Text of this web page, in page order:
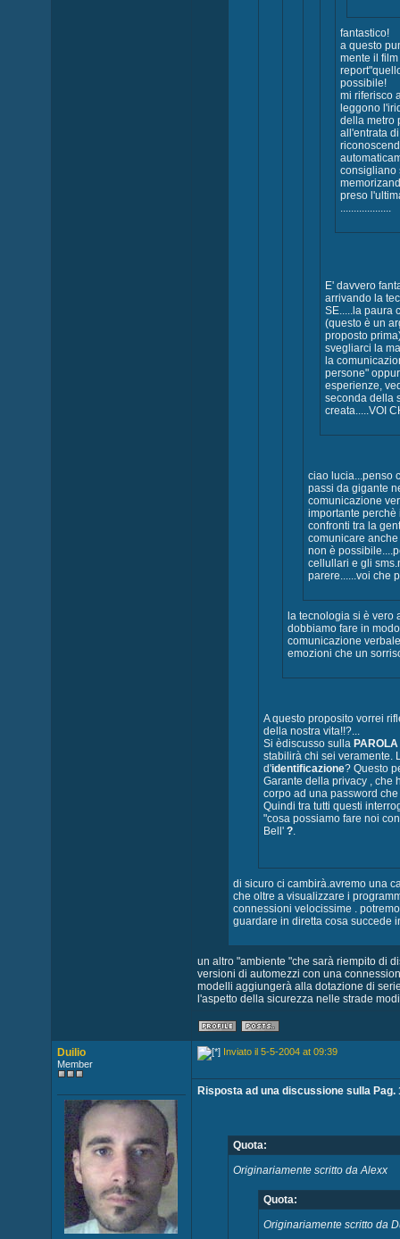
fantastico!
a questo
mente il
possibile!
mi riferisco
leggono
della metro
all'entrata
consigliano
preso
...................
E' davvero
arrivando la
SE.....la paura
(questo è un
proposto
svegliarci la
la
persone"
esperienze,
seconda della
creata.....VOI
ciao lucia...penso
passi da gigante
comunicazione
importante
confronti tra la
comunicare
non è
cellullari e gli
parere......voi che
la tecnologia si è vero
dobbiamo fare in
comunicazione
emozioni che un
A questo proposito vorrei
della nostra vita!!?...
Si èdiscusso sulla PAROLA
stabilirà chi sei veramente.
d'identificazione? Questo
Garante della privacy , che
corpo ad una password
Quindi tra tutti questi
"cosa possiamo fare noi
Bell' ?.
di sicuro ci cambirà.avremo una
che oltre a visualizzare i
connessioni velocissime .
guardare in diretta cosa succede
un altro "ambiente "che sarà riempito di
versioni di automezzi con una
modelli aggiungerà alla dotazione di
l'aspetto della sicurezza nelle strade
Duilio
Member
Inviato il 5-5-2004 at 09:39
Risposta ad una discussione sulla Pag.
Quota:
Originariamente scritto da Alexx
Quota:
Originariamente scritto da